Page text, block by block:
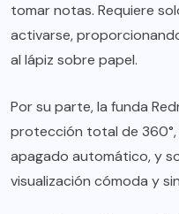
tomar notas. Requiere
activarse,
al lápiz sobre papel.
Por su parte, la funda
protección total de
apagado automático, y
visualización cómoda y